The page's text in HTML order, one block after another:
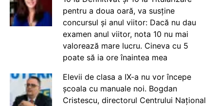
pentru a doua oară, va susține
concursul și anul viitor: Dacă nu dau
examen anul viitor, nota 10 nu mai
valorează mare lucru. Cineva cu 5
poate să ia ore înaintea mea
Elevii de clasa a IX-a nu vor începe
școala cu manuale noi. Bogdan
Cristescu, directorul Centrului Național